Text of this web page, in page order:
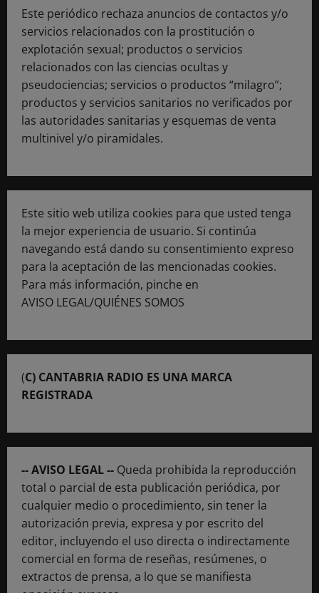
Este periódico rechaza anuncios de contactos y/o
servicios relacionados con la prostitución o
explotación sexual; productos o servicios
relacionados con las ciencias ocultas y
pseudociencias; servicios o productos “milagro”;
productos y servicios sanitarios no verificados por
las autoridades sanitarias y esquemas de venta
multinivel y/o piramidales.
Este sitio web utiliza cookies para que usted tenga
la mejor experiencia de usuario. Si continúa
navegando está dando su consentimiento expreso
para la aceptación de las mencionadas cookies.
Para más información, pinche en
AVISO LEGAL/QUIÉNES SOMOS
(C) CANTABRIA RADIO ES UNA MARCA
REGISTRADA
-- AVISO LEGAL -- Queda prohibida la reproducción
total o parcial de esta publicación periódica, por
cualquier medio o procedimiento, sin tener la
autorización previa, expresa y por escrito del
editor, incluyendo el uso directa o indirectamente
comercial en forma de reseñas, resúmenes, o
extractos de prensa, a lo que se manifiesta